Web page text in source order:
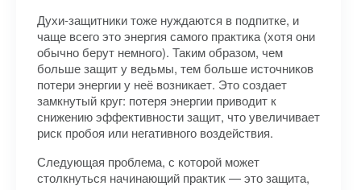
Духи-защитники тоже нуждаются в подпитке, и
чаще всего это энергия самого практика (хотя они
обычно берут немного). Таким образом, чем
больше защит у ведьмы, тем больше источников
потери энергии у неё возникает. Это создает
замкнутый круг: потеря энергии приводит к
снижению эффективности защит, что увеличивает
риск пробоя или негативного воздействия.
Следующая проблема, с которой может
столкнуться начинающий практик — это защита,